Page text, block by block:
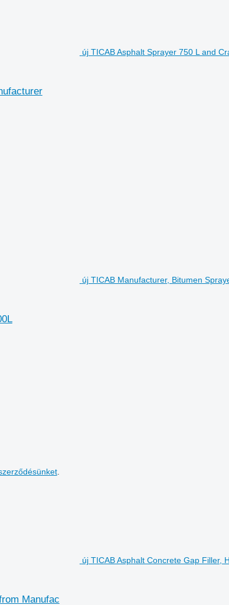
új TICAB Asphalt Sprayer 750 L and
új TICAB Manufacturer, Bitumen
.
új TICAB Asphalt Concrete Gap Filler,
Manufac